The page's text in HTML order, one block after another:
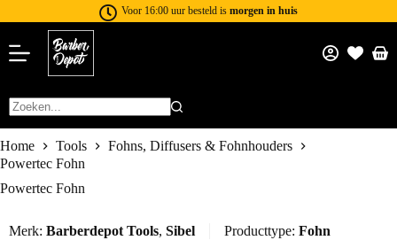
Voor 16:00 uur besteld is morgen in huis
Home Tools
Fohns, Diffusers & Fohnhouders
Powertec Fohn
Powertec Fohn
Merk: Barberdepot Tools, Sibel Producttype: Fohn